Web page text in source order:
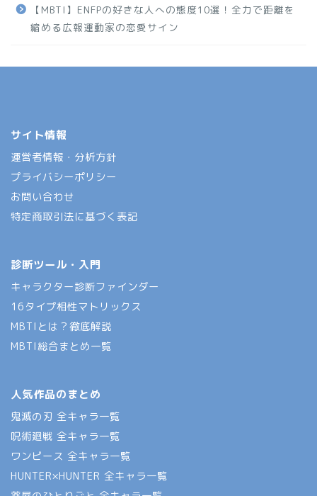
【MBTI】ENFPの好きな人への態度10選！全力で距離を
縮める広報運動家の恋愛サイン
サイト情報
運営者情報・分析方針
プライバシーポリシー
お問い合わせ
特定商取引法に基づく表記
診断ツール・入門
キャラクター診断ファインダー
16タイプ相性マトリックス
MBTIとは？徹底解説
MBTI総合まとめ一覧
人気作品のまとめ
鬼滅の刃 全キャラ一覧
呪術廻戦 全キャラ一覧
ワンピース 全キャラ一覧
HUNTER×HUNTER 全キャラ一覧